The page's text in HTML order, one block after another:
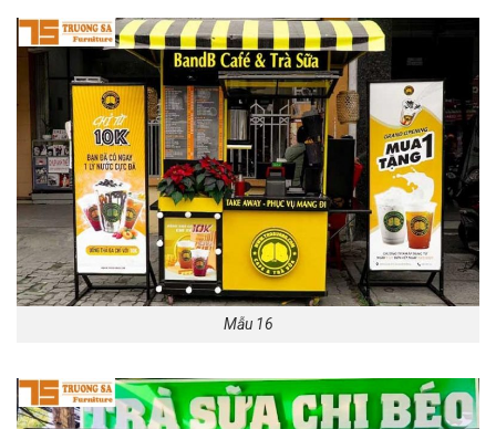
Mẫu 16